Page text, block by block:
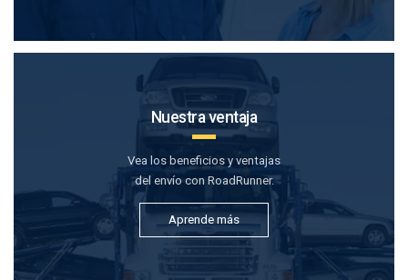
Nuestra ventaja
Vea los beneficios y ventajas
del envío con RoadRunner.
Aprende más